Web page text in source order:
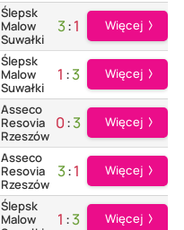
Ślepsk
Malow
Suwałki
3:1 Więcej
Ślepsk
Malow
Suwałki
1 :3 Więcej
Asseco
Resovia
Rzeszów
0:3 Więcej
Asseco
Resovia
Rzeszów
3:1 Więcej
Ślepsk
Malow
1 :3 Więcej